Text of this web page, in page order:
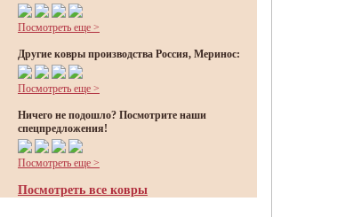
Посмотреть еще >
Другие ковры производства Россия, Меринос:
Посмотреть еще >
Ничего не подошло? Посмотрите наши
спецпредложения!
Посмотреть еще >
Посмотреть все ковры